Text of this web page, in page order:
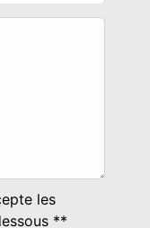
les
**